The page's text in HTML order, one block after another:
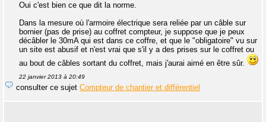
Oui c'est bien ce que dit la norme.
Dans la mesure où l'armoire électrique sera reliée par un câble sur
bornier (pas de prise) au coffret compteur, je suppose que je peux
décâbler le 30mA qui est dans ce coffre, et que le "obligatoire" vu sur
un site est abusif et n'est vrai que s'il y a des prises sur le coffret ou
au bout de câbles sortant du coffret, mais j'aurai aimé en être sûr.
22 janvier 2013 à 20:49
consulter ce sujet Compteur de chantier et différentiel